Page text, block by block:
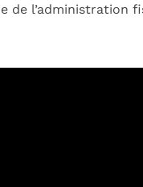
de l’administration